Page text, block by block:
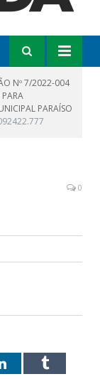
Nº 7/2022-004
PARAÍSO
0
LinkedInTumblr